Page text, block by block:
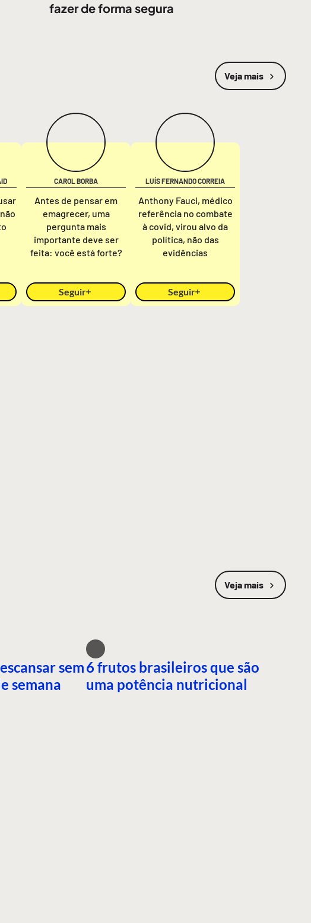
fazer de forma segura
Veja mais
CAROL BORBA
Antes de pensar em
emagrecer, uma
pergunta mais
importante deve ser
feita: você está forte?
Seguir
LUÍS FERNANDO CORREIA
Anthony Fauci, médico
referência no combate
à covid, virou alvo da
política, não das
evidências
Seguir
Veja mais
sem
semana
6 frutos brasileiros que são
uma potência nutricional